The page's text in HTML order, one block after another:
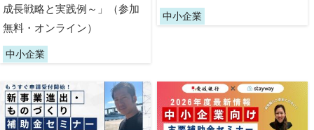
成長戦略と実践例～」（参加
無料・オンライン）
中小企業
中小企業